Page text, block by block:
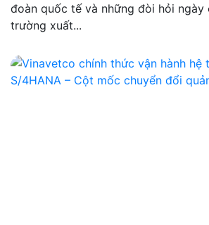
đoàn quốc tế và những đòi hỏi ngày
trường xuất...